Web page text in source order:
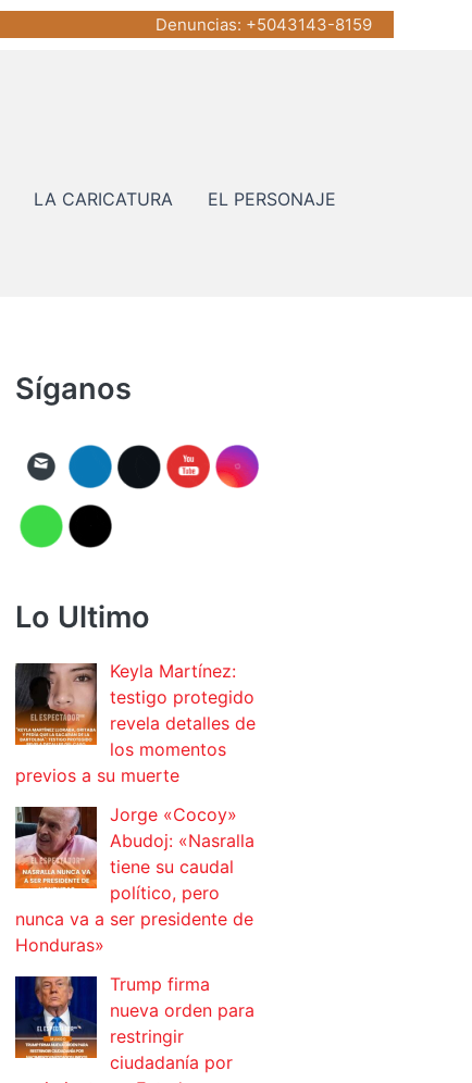
Denuncias: +5043143-8159
LA CARICATURA EL PERSONAJE
Síganos
Lo Ultimo
Keyla Martínez:
testigo protegido
revela detalles de
los momentos
previos a su muerte
Jorge «Cocoy»
Abudoj: «Nasralla
tiene su caudal
político, pero
nunca va a ser presidente de
Honduras»
Trump firma
nueva orden para
restringir
ciudadanía por